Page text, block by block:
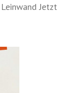
Jetzt